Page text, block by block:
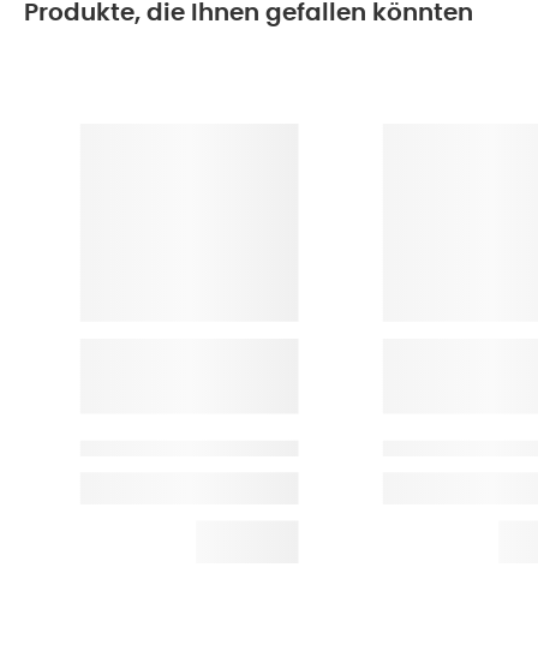
Produkte, die Ihnen gefallen könnten